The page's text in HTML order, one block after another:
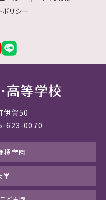
ポリシー
伊賀50
623-0070
橘学園
学